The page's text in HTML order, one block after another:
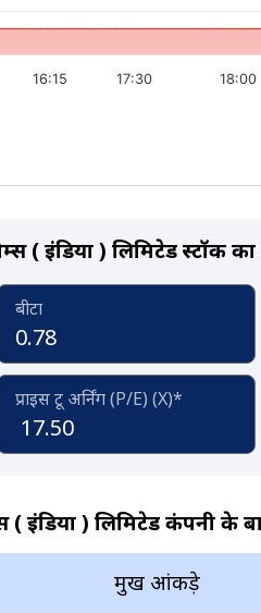
16:15 17:30 18:00
( इंडिया ) लिमिटेड स्टॉक
बीटा
0.78
प्राइस टू अर्निंग (P/E) (X)*
17.50
इंडिया ) लिमिटेड कंपनी के
प्रमुख आंकड़े